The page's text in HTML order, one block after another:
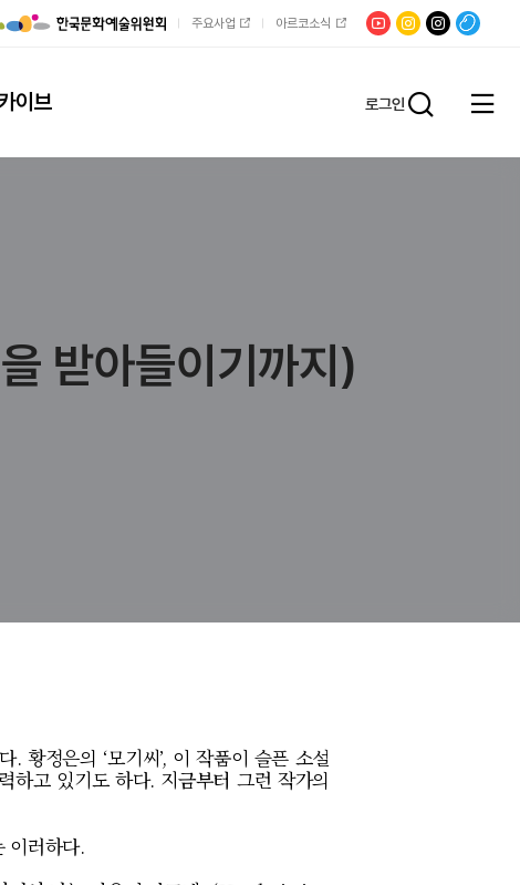
주요사업 아르코소식 유튜브문학광장채널문장
팟빵
이브 로그인
전체
받아들이기까지)
. 황정은의 ‘모기씨’, 이 작품이 슬픈 소설
하고 있기도 하다. 지금부터 그런 작가의
이러하다.